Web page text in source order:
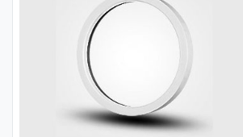
där virket växer lagom fort för att kvaliteten
ska bli som bäst.